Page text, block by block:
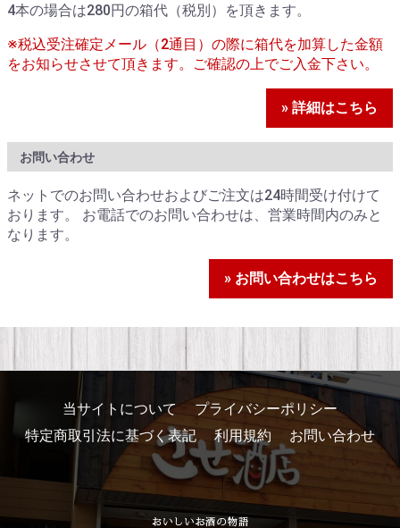
4本の場合は280円の箱代（税別）を頂きます。
※税込受注確定メール（2通目）の際に箱代を加算した金額
をお知らせさせて頂きます。ご確認の上でご入金下さい。
» 詳細はこちら
お問い合わせ
ネットでのお問い合わせおよびご注文は24時間受け付けて
おります。 お電話でのお問い合わせは、営業時間内のみと
なります。
» お問い合わせはこちら
当サイトについて
プライバシーポリシー
特定商取引法に基づく表記
利用規約 お問い合わせ